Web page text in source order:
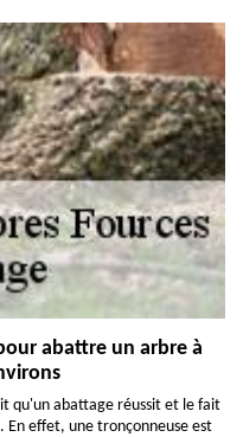
abattre un arbre à
qu'un abattage réussit et le fait
effet, une tronçonneuse est